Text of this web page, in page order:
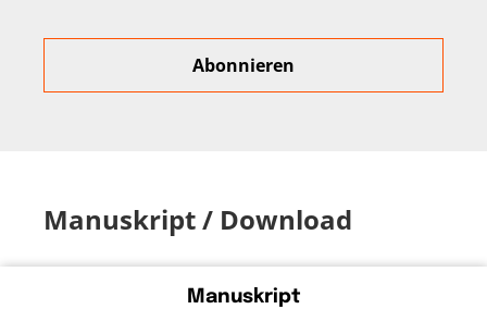
Manuskript / Download
Manuskript